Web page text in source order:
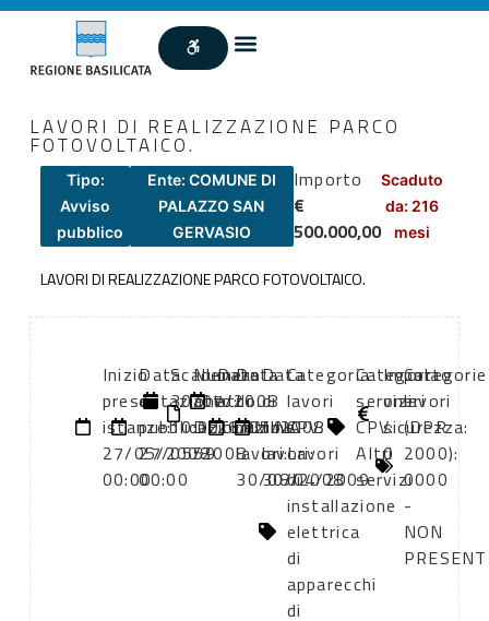
LAVORI DI REALIZZAZIONE PARCO
FOTOVOLTAICO.
Tipo:
Avviso
pubblico
Ente: COMUNE DI
PALAZZO SAN
GERVASIO
Importo
€
500.000,00
Scaduto
da: 216
mesi
LAVORI DI REALIZZAZIONE PARCO FOTOVOLTAICO.
Inizio
presentazione
istanze:
27/05/2008
00:00
Data
di
pubblicazione:
27/05/2008
00:00
Scadenza:
30/07/2008
10:00
Numero
atto:
DETERMINA
59
Data
atto:
26/05/2008
Data
di
inizio
lavori:
30/08/2008
Data
di
fine
lavori:
30/04/2009
Categoria
lavori
CPV:
Lavori
di
installazione
elettrica
di
apparecchi
di
Categoria
servizi
CPV:
Altri
servizi
Importo
oneri
sicurezza:
0
Categorie
lavori
(DPR
2000):
0000
-
NON